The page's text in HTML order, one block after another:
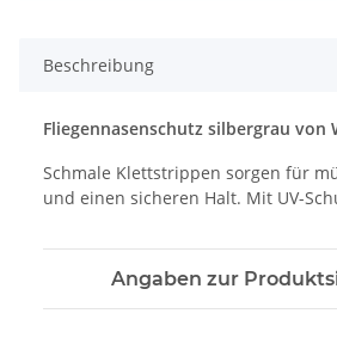
Beschreibung
Fliegennasenschutz silbergrau von
Schmale Klettstrippen sorgen für
und einen sicheren Halt. Mit UV-
Angaben zur